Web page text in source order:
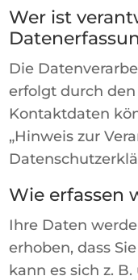
Wer ist
Die
erfolgt durch
Kontaktdaten
„Hinweis zur
Wie erfassen
Ihre Daten
erhoben, dass
kann es sich z.